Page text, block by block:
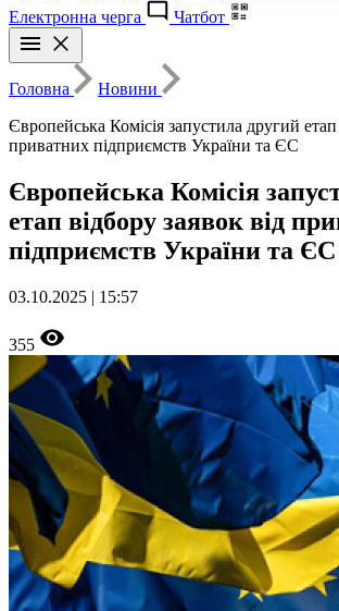
Електронна черга
Чатбот
Головна
Новини
Європейська Комісія запустила другий етап
приватних підприємств України та ЄС
Європейська Комісія
етап відбору заявок від
підприємств України та ЄС
03.10.2025 | 15:57
355